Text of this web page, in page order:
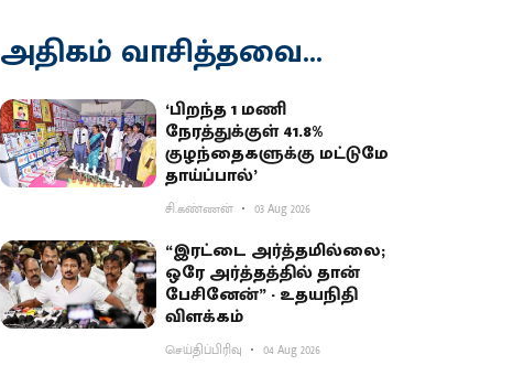
அதிகம் வாசித்தவை...
‘பிறந்த 1 மணி
நேரத்துக்குள் 41.8%
குழந்தைகளுக்கு மட்டுமே
தாய்ப்பால்’
சி.கண்ணன் 03 Aug 2026
“இரட்டை அர்த்தமில்லை;
ஒரே அர்த்தத்தில் தான்
பேசினேன்” - உதயநிதி
விளக்கம்
செய்திப்பிரிவு 04 Aug 2026